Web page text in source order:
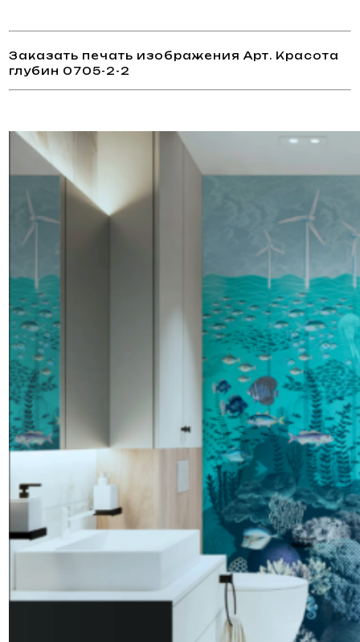
Заказать печать изображения Арт. Красота
глубин 0705-2-2